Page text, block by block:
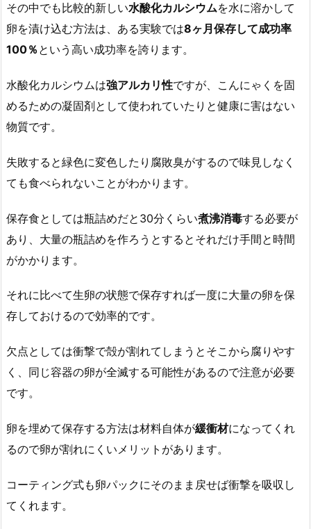
その中でも比較的新しい水酸化カルシウムを水に溶かして
卵を漬け込む方法は、ある実験では8ヶ月保存して成功率
100％ という高い成功率を誇ります。
水酸化カルシウムは強アルカリ性ですが、こんにゃくを固
めるための凝固剤として使われていたりと健康に害はない
物質です。
失敗すると緑色に変色したり腐敗臭がするので味見しなく
ても食べられないことがわかります。
保存食としては瓶詰めだと30分くらい煮沸消毒する必要が
あり、大量の瓶詰めを作ろうとするとそれだけ手間と時間
がかかります。
それに比べて生卵の状態で保存すれば一度に大量の卵を保
存しておけるので効率的です。
欠点としては衝撃で殻が割れてしまうとそこから腐りやす
く、同じ容器の卵が全滅する可能性があるので注意が必要
です。
卵を埋めて保存する方法は材料自体が緩衝材になってくれ
るので卵が割れにくいメリットがあります。
コーティング式も卵パックにそのまま戻せば衝撃を吸収し
てくれます。